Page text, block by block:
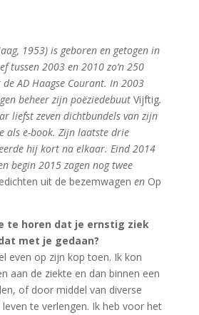
1953) is geboren en getogen in
tussen 2003 en 2010 zo’n 250
AD Haagse Courant. In 2003
beheer zijn poëziedebuut Vijftig.
liefst zeven dichtbundels van zijn
als e-book. Zijn laatste drie
hij kort na elkaar. Eind 2014
begin 2015 zagen nog twee
uit de bezemwagen en Op
te horen dat je ernstig ziek
met je gedaan?
even op zijn kop toen. Ik kon
aan de ziekte en dan binnen een
of door middel van diverse
te verlengen. Ik heb voor het